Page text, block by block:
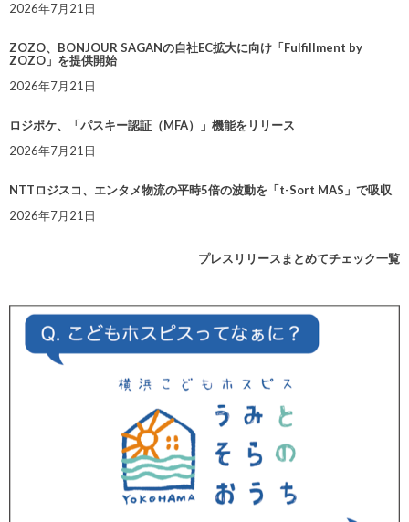
2026年7月21日
ZOZO、BONJOUR SAGANの自社EC拡大に向け「Fulfillment by
ZOZO」を提供開始
2026年7月21日
ロジポケ、「パスキー認証（MFA）」機能をリリース
2026年7月21日
NTTロジスコ、エンタメ物流の平時5倍の波動を「t-Sort MAS」で吸収
2026年7月21日
プレスリリースまとめてチェック一覧